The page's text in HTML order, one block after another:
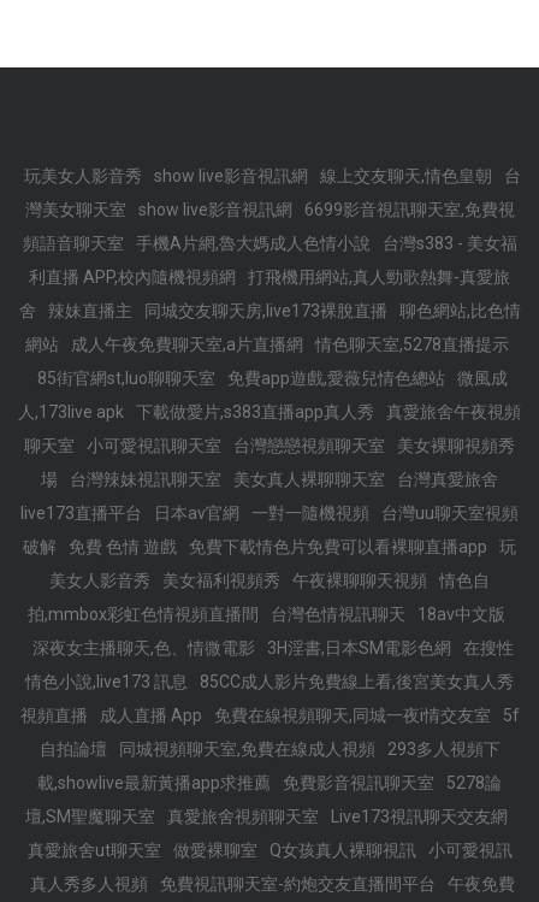
玩美女人影音秀 show live影音視訊網 線上交友聊天,情色皇朝
台
灣美女聊天室
show live影音視訊網
6699影音視訊聊天室,免費視
頻語音聊天室
手機A片網,魯大媽成人色情小說
台灣s383 - 美女福
利直播 APP,校內隨機視頻網
打飛機用網站,真人勁歌熱舞-真愛旅
舍
辣妹直播主 同城交友聊天房,live173裸脫直播
聊色網站,比色情
網站
成人午夜免費聊天室,a片直播網
情色聊天室,5278直播提示
85街官網st,luo聊聊天室
免費app遊戲,愛薇兒情色總站
微風成
人,173live apk
下載做愛片,s383直播app真人秀
真愛旅舍午夜視頻
聊天室
小可愛視訊聊天室 台灣戀戀視頻聊天室
美女裸聊視頻秀
場
台灣辣妹視訊聊天室 美女真人裸聊聊天室
台灣真愛旅舍
live173直播平台
日本av官網 一對一隨機視頻
台灣uu聊天室視頻
破解
免費 色情 遊戲 免費下載情色片免費可以看裸聊直播app
玩
美女人影音秀
美女福利視頻秀 午夜裸聊聊天視頻
情色自
拍,mmbox彩虹色情視頻直播間
台灣色情視訊聊天
18av中文版
深夜女主播聊天,色、情微電影
3H淫書,日本SM電影色網
在搜性
情色小說,live173 訊息
85CC成人影片免費線上看,後宮美女真人秀
視頻直播
成人直播 App 免費在線視頻聊天,同城一夜i情交友室
5f
自拍論壇
同城視頻聊天室,免費在線成人視頻
293多人視頻下
載,showlive最新黃播app求推薦
免費影音視訊聊天室
5278論
壇,SM聖魔聊天室
真愛旅舍視頻聊天室
Live173視訊聊天交友網
真愛旅舍ut聊天室
做愛裸聊室 Q女孩真人裸聊視訊
小可愛視訊
真人秀多人視頻
免費視訊聊天室-約炮交友直播間平台 午夜免費